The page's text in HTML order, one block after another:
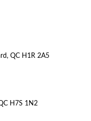
QC H1R 2A5
H7S 1N2